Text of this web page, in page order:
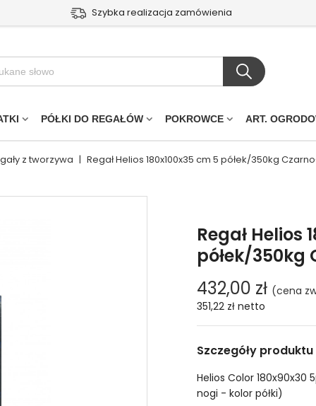
Szybka realizacja zamówienia
PÓŁKI DO REGAŁÓW POKROWCE ART.
z tworzywa | Regał Helios 180x100x35 cm 5 półek/350kg
Regał Helios
półek/350kg
432,00 zł (cena
351,22 zł netto
Szczegóły produktu
Helios Color 180x90x30
nogi - kolor półki)